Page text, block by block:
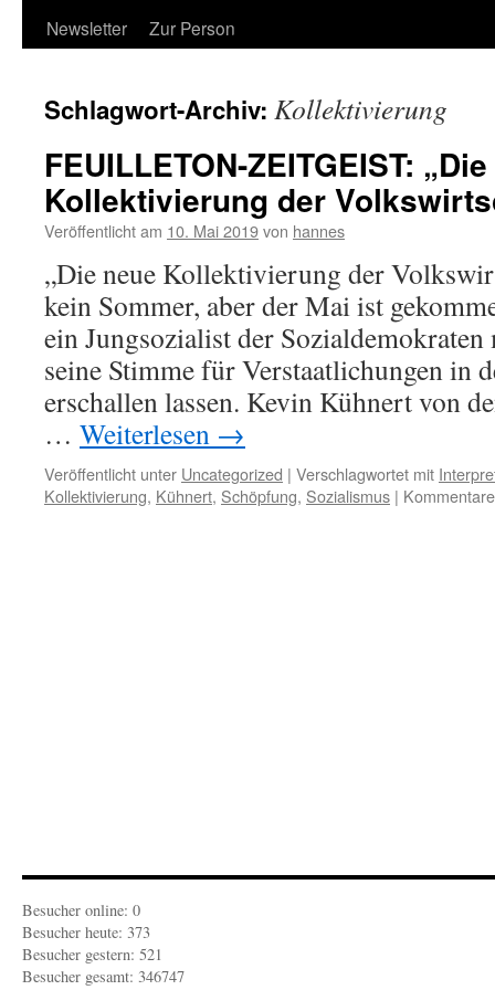
Newsletter
Zur Person
Schlagwort-Archiv: Kollektivierung
FEUILLETON-ZEITGEIST:
Kollektivierung der
Veröffentlicht am 10. Mai 2019von hannes
„Die neue Kollektivierung der
kein Sommer, aber der Mai ist
ein Jungsozialist der
seine Stimme für Verstaatlichungen in
erschallen lassen. Kevin Kühnert von
… Weiterlesen →
Veröffentlicht unter Uncategorized | Verschlagwortet mit
Kollektivierung, Kühnert, Schöpfung, Sozialismus |
Besucher online: 0
Besucher heute: 373
Besucher gestern: 521
Besucher gesamt: 346747